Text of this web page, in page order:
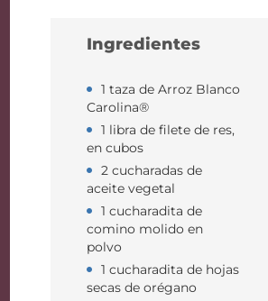
Ingredientes
1 taza de Arroz Blanco
Carolina®
1 libra de filete de res,
en cubos
2 cucharadas de
aceite vegetal
1 cucharadita de
comino molido en
polvo
1 cucharadita de hojas
secas de orégano